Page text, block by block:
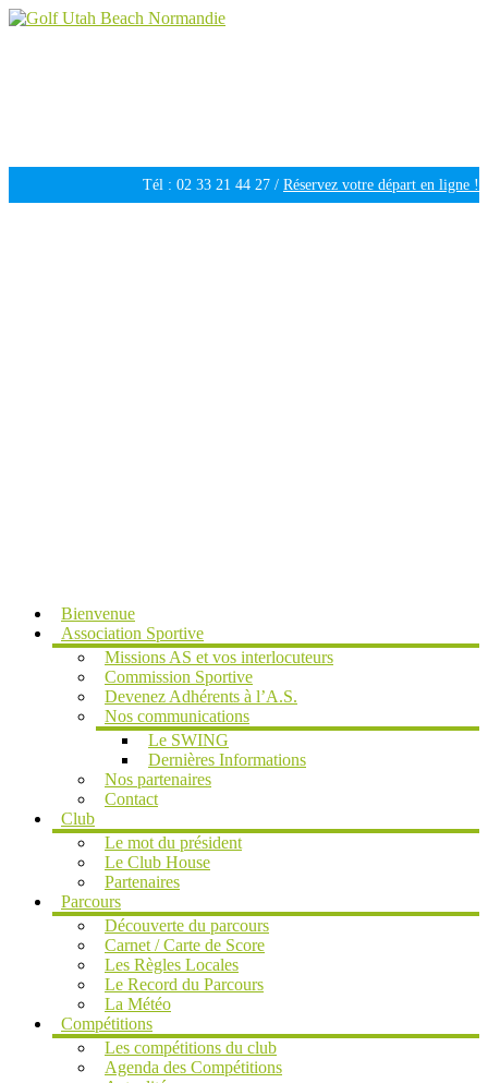
Tél : 02 33 21 44 27 / Réservez votre départ en ligne !
Bienvenue
Association Sportive
Missions AS et vos interlocuteurs
Commission Sportive
Devenez Adhérents à l’A.S.
Nos communications
Le SWING
Dernières Informations
Nos partenaires
Contact
Club
Le mot du président
Le Club House
Partenaires
Parcours
Découverte du parcours
Carnet / Carte de Score
Les Règles Locales
Le Record du Parcours
La Météo
Compétitions
Les compétitions du club
Agenda des Compétitions